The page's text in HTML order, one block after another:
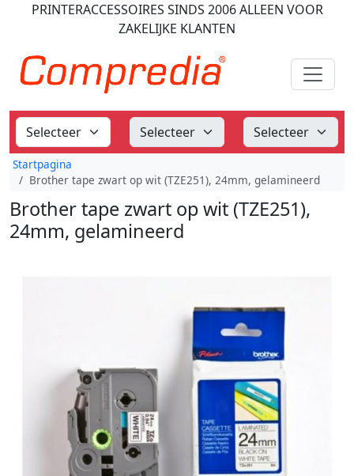
PRINTERACCESSOIRES SINDS 2006ALLEEN VOOR
ZAKELIJKE KLANTEN
Startpagina
Brother tape zwart op wit (TZE251), 24mm, gelamineerd
Brother tape zwart op wit (TZE251),
24mm, gelamineerd